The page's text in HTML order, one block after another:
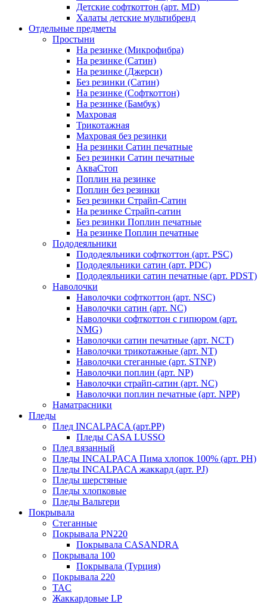
Детские софткоттон (арт. MD)
Халаты детские мультибренд
Отдельные предметы
Простыни
На резинке (Микрофибра)
На резинке (Сатин)
На резинке (Джерси)
Без резинки (Сатин)
На резинке (Софткоттон)
На резинке (Бамбук)
Махровая
Трикотажная
Махровая без резинки
На резинки Сатин печатные
Без резинки Сатин печатные
АкваСтоп
Поплин на резинке
Поплин без резинки
Без резинки Страйп-Сатин
На резинке Страйп-сатин
Без резинки Поплин печатные
На резинке Поплин печатные
Пододеяльники
Пододеяльники софткоттон (арт. PSC)
Пододеяльники сатин (арт. PDC)
Пододеяльники сатин печатные (арт. PDST)
Наволочки
Наволочки софткоттон (арт. NSC)
Наволочки сатин (арт. NC)
Наволочки софткоттон с гипюром (арт.
NMG)
Наволочки сатин печатные (арт. NCT)
Наволочки трикотажные (арт. NT)
Наволочки стеганные (арт. STNP)
Наволочки поплин (арт. NP)
Наволочки страйп-сатин (арт. NC)
Наволочки поплин печатные (арт. NPP)
Наматрасники
Пледы
Плед INCALPACA (арт.PP)
Пледы CASA LUSSO
Плед вязанный
Пледы INCALPACA Пима хлопок 100% (арт. PH)
Пледы INCALPACA жаккард (арт. PJ)
Пледы шерстяные
Пледы хлопковые
Пледы Вальтери
Покрывала
Стеганные
Покрывала PN220
Покрывала CASANDRA
Покрывала 100
Покрывала (Турция)
Покрывала 220
TAC
Жаккардовые LP